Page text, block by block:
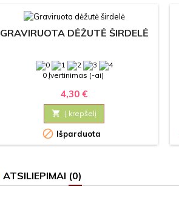
GRAVIRUOTA DĖŽUTĖ ŠIRDELĖ
0 Įvertinimas (-ai)
4,30 €
 Į krepšelį
 Išparduota
ATSILIEPIMAI (0)